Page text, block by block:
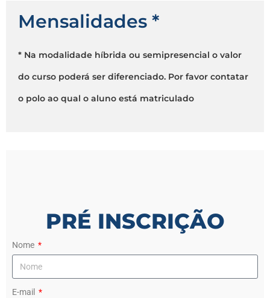
Mensalidades *
* Na modalidade híbrida ou semipresencial o valor
do curso poderá ser diferenciado. Por favor contatar
o polo ao qual o aluno está matriculado
PRÉ INSCRIÇÃO
Nome
E-mail